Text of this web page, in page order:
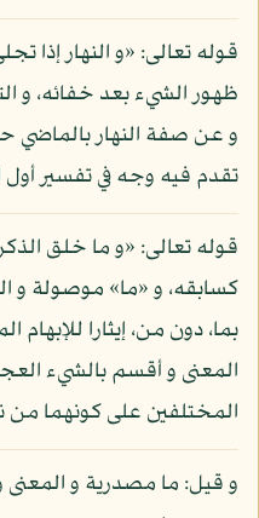
قوله تعالى: «و النهار إذا
ظهور الشيء بعد خفائه، و
و عن صفة النهار
تقدم فيه وجه في تفسير أول
قوله تعالى: «و ما خلق
كسابقه، و «ما» موصولة و
بما، دون من، إيثارا
المعنى و أقسم بالشيء
المختلفين على كونهما من
و قيل: ما مصدرية و المعنى